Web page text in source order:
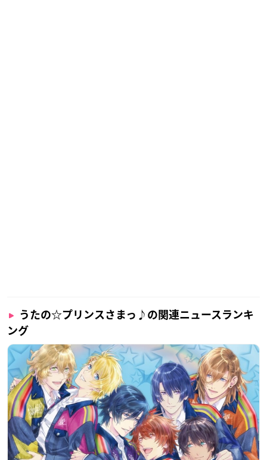
うたの☆プリンスさまっ♪の関連ニュースランキ
ング